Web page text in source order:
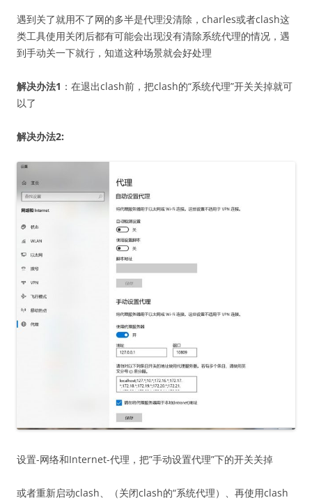
遇到关了就用不了网的多半是代理没清除，charles或者clash这
类工具使用关闭后都有可能会出现没有清除系统代理的情况，遇
到手动关一下就行，知道这种场景就会好处理
解决办法1 ：在退出clash前，把clash的“系统代理”开关关掉就可
以了
解决办法2:
设置-网络和Internet-代理，把”手动设置代理”下的开关关掉
或者重新启动clash、（关闭clash的“系统代理）、再使用clash